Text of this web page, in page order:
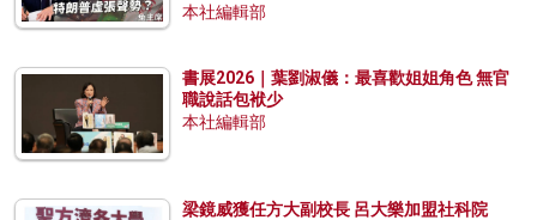
本社編輯部
書展2026｜葉劉淑儀：最喜歡姐姐角色 無官
職說話包袱少
本社編輯部
梁鏡威獲任方大副校長 呂大樂加盟社科院